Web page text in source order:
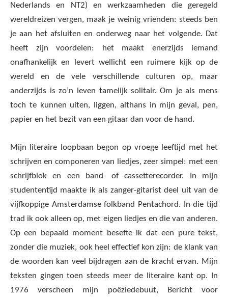
Nederlands en NT2) en werkzaamheden die geregeld
wereldreizen vergen, maak je weinig vrienden: steeds ben
je aan het afsluiten en onderweg naar het volgende. Dat
heeft zijn voordelen: het maakt enerzijds iemand
onafhankelijk en levert wellicht een ruimere kijk op de
wereld en de vele verschillende culturen op, maar
anderzijds is zo’n leven tamelijk solitair. Om je als mens
toch te kunnen uiten, liggen, althans in mijn geval, pen,
papier en het bezit van een gitaar dan voor de hand.
Mijn literaire loopbaan begon op vroege leeftijd met het
schrijven en componeren van liedjes, zeer simpel: met een
schrijfblok en een band- of cassetterecorder. In mijn
studententijd maakte ik als zanger-gitarist deel uit van de
vijfkoppige Amsterdamse folkband Pentachord. In die tijd
trad ik ook alleen op, met eigen liedjes en die van anderen.
Op een bepaald moment besefte ik dat een pure tekst,
zonder die muziek, ook heel effectief kon zijn: de klank van
de woorden kan veel bijdragen aan de kracht ervan. Mijn
teksten gingen toen steeds meer de literaire kant op. In
1976 verscheen mijn poëziedebuut, Bericht voor